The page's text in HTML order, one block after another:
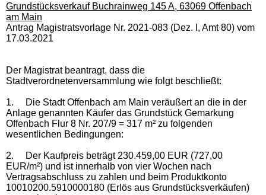
Grundstücksverkauf Buchrainweg 145 A, 63069 Offenbach
am Main
Antrag Magistratsvorlage Nr. 2021-083 (Dez. I, Amt 80) vom
17.03.2021
Der Magistrat beantragt, dass die
Stadtverordnetenversammlung wie folgt beschließt:
1.
Die Stadt Offenbach am Main veräußert an die in der
Anlage genannten Käufer das Grundstück Gemarkung
Offenbach Flur 8 Nr. 207/9 = 317 m² zu folgenden
wesentlichen Bedingungen:
2.
Der Kaufpreis beträgt 230.459,00 EUR (727,00
EUR/m²) und ist innerhalb von vier Wochen nach
Vertragsabschluss zu zahlen und beim Produktkonto
10010200.5910000180 (Erlös aus Grundstücksverkäufen)